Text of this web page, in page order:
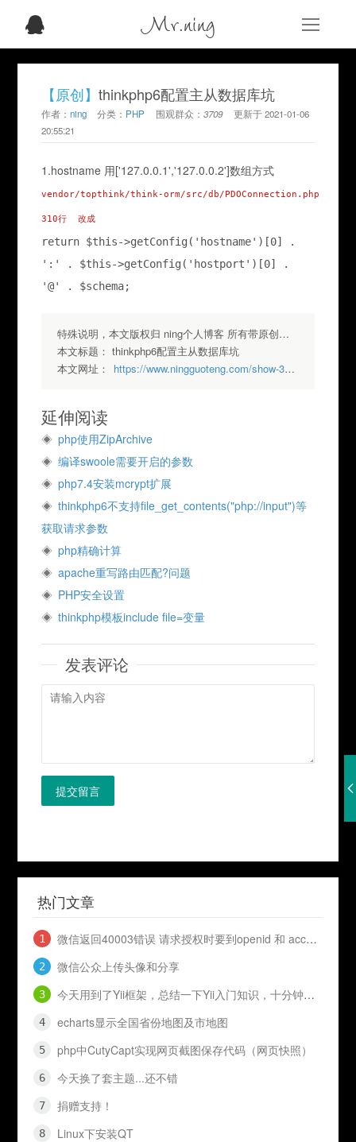
Mr.ning
【原创】thinkphp6配置主从数据库坑
作者：ning 分类： PHP 围观群众：3709 更新于2021-01-06
20:55:21
1.hostname 用['127.0.0.1','127.0.0.2']数组方式
vendor/topthink/think-orm/src/db/PDOConnection.php
return $this->getConfig('hostname')[0] .
':' . $this->getConfig('hostport')[0] .
'@' . $schema;
特殊说明，本文版权归 ning个人博客 所有带原创标签请勿转载，转载请注明出处.
本文标题：thinkphp6配置主从数据库坑
本文网址：
https://www.ningguoteng.com/show-311.html
延伸阅读
php使用ZipArchive
编译swoole需要开启的参数
php7.4安装mcrypt扩展
thinkphp6不支持file_get_contents("php://input")等
获取请求参数
php精确计算
apache重写路由匹配?问题
PHP安全设置
thinkphp模板include file=变量
发表评论
提交留言 
热门文章
微信返回40003错误 请求授权时要到openid 和 access_token
微信公众上传头像和分享
今天用到了Yii框架，总结一下Yii入门知识，十分钟入门Yii
echarts显示全国省份地图及市地图
php中CutyCapt实现网页截图保存代码（网页快照）
今天换了套主题...还不错
捐赠支持！
Linux下安装QT